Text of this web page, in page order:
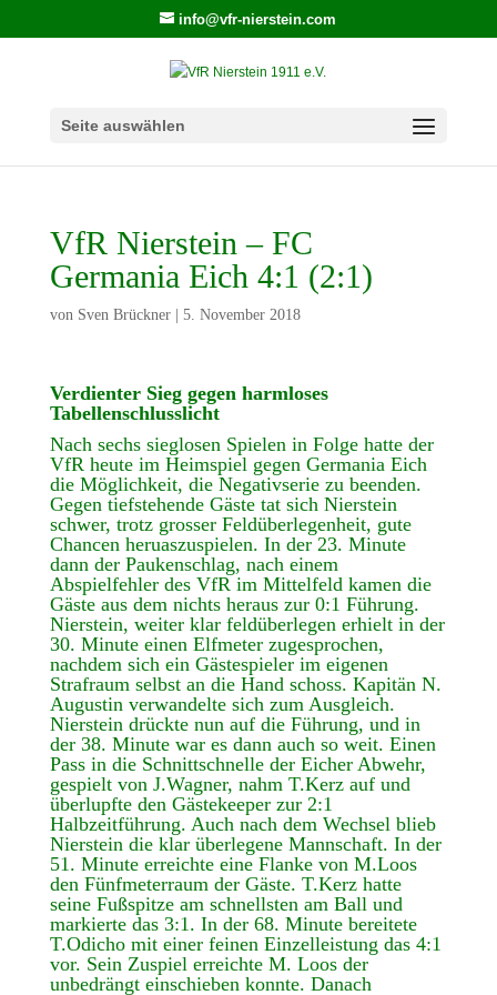
info@vfr-nierstein.com
Seite auswählen
VfR Nierstein – FC
Germania Eich 4:1 (2:1)
von Sven Brückner| 5. November 2018
Verdienter Sieg gegen harmloses
Tabellenschlusslicht
Nach sechs sieglosen Spielen in Folge hatte der
VfR heute im Heimspiel gegen Germania Eich
die Möglichkeit, die Negativserie zu beenden.
Gegen tiefstehende Gäste tat sich Nierstein
schwer, trotz grosser Feldüberlegenheit, gute
Chancen heruaszuspielen. In der 23. Minute
dann der Paukenschlag, nach einem
Abspielfehler des VfR im Mittelfeld kamen die
Gäste aus dem nichts heraus zur 0:1 Führung.
Nierstein, weiter klar feldüberlegen erhielt in der
30. Minute einen Elfmeter zugesprochen,
nachdem sich ein Gästespieler im eigenen
Strafraum selbst an die Hand schoss. Kapitän N.
Augustin verwandelte sich zum Ausgleich.
Nierstein drückte nun auf die Führung, und in
der 38. Minute war es dann auch so weit. Einen
Pass in die Schnittschnelle der Eicher Abwehr,
gespielt von J.Wagner, nahm T.Kerz auf und
überlupfte den Gästekeeper zur 2:1
Halbzeitführung. Auch nach dem Wechsel blieb
Nierstein die klar überlegene Mannschaft. In der
51. Minute erreichte eine Flanke von M.Loos
den Fünfmeterraum der Gäste. T.Kerz hatte
seine Fußspitze am schnellsten am Ball und
markierte das 3:1. In der 68. Minute bereitete
T.Odicho mit einer feinen Einzelleistung das 4:1
vor. Sein Zuspiel erreichte M. Loos der
unbedrängt einschieben konnte. Danach